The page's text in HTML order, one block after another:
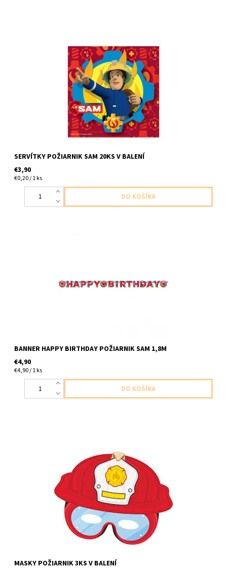
papierové servítky Sam 2vrstvove 20ks v balení velkost
SERVÍTKY POŽIARNIK SAM 20KS V BALENÍ
€3,90
€0,20 / 1 ks
BANNER HAPPY BIRTHDAY POŽIARNIK SAM 1,8M
€4,90
€4,90 / 1 ks
papierové masky požiarnik 3ks v balení velkost uni
MASKY POŽIARNIK 3KS V BALENÍ